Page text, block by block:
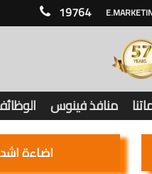
19764
منافذ فينوس
اضاءة اشد